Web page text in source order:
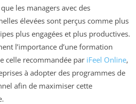
les managers avec des
élevées sont perçus comme plus
plus engagées et plus productives.
l’importance d’une formation
celle recommandée par iFeel Online,
à adopter des programmes de
afin de maximiser cette